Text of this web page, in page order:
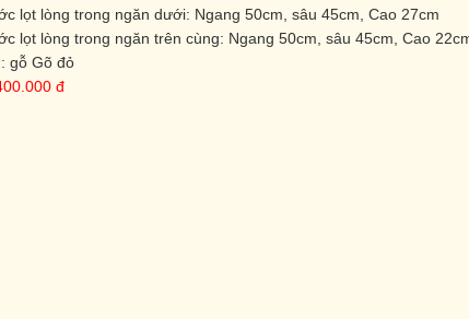
lọt lòng trong ngăn dưới: Ngang 50cm, sâu 45cm, Cao 27cm
lọt lòng trong ngăn trên cùng: Ngang 50cm, sâu 45cm, Cao
gỗ Gõ đỏ
đ